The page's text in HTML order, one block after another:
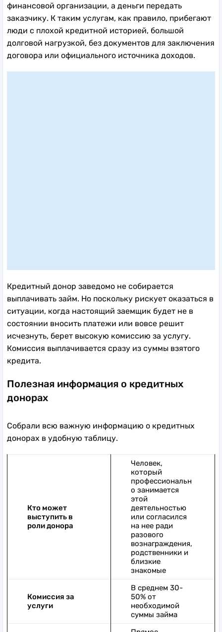
финансовой организации, а деньги передать
заказчику. К таким услугам, как правило, прибегают
люди с плохой кредитной историей, большой
долговой нагрузкой, без документов для заключения
договора или официального источника доходов.
Кредитный донор заведомо не собирается
выплачивать займ. Но поскольку рискует оказаться в
ситуации, когда настоящий заемщик будет не в
состоянии вносить платежи или вовсе решит
исчезнуть, берет высокую комиссию за услугу.
Комиссия выплачивается сразу из суммы взятого
кредита.
Полезная информация о кредитных
донорах
Собрали всю важную информацию о кредитных
донорах в удобную таблицу.
Кто может
выступить в
роли донора
Человек,
который
профессиональн
о занимается
этой
деятельностью
или согласился
на нее ради
разового
вознаграждения,
родственники и
близкие
знакомые
Комиссия за
услуги
В среднем 30-
50% от
необходимой
суммы займа